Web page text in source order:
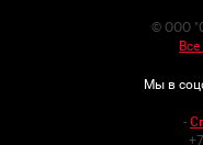
© ООО
Мы в
-